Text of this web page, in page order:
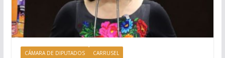
CÁMARA DE DIPUTADOS CARRUSEL